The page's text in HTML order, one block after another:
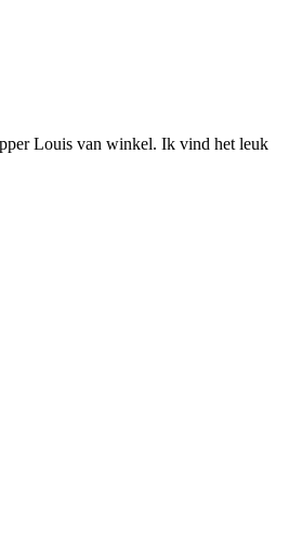
Louis van winkel. Ik vind het leuk